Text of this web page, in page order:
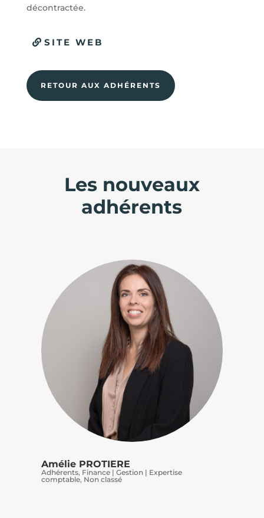
décontractée.
SITE WEB
RETOUR AUX ADHÉRENTS
Les nouveaux
adhérents
Amélie PROTIERE
Adhérents, Finance | Gestion | Expertise
comptable, Non classé